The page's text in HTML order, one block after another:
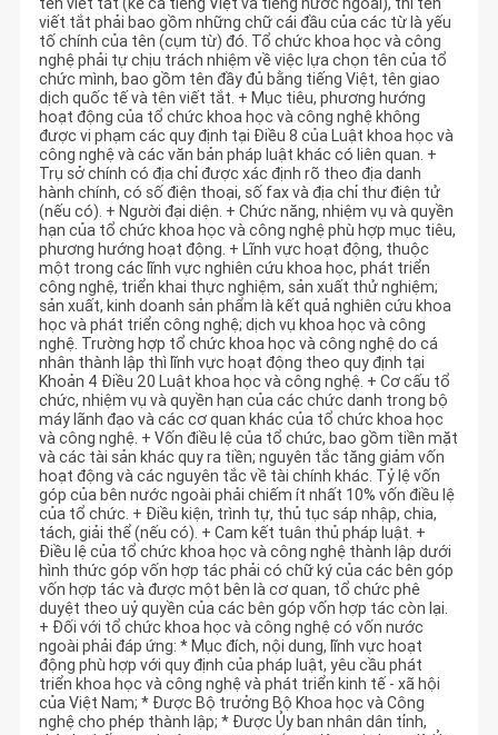
viết tắt phải bao gồm những chữ cái đầu của các từ là yếu
tố chính của tên (cụm từ) đó. Tổ chức khoa học và công
nghệ phải tự chịu trách nhiệm về việc lựa chọn tên của tổ
chức mình, bao gồm tên đầy đủ bằng tiếng Việt, tên giao
dịch quốc tế và tên viết tắt. + Mục tiêu, phương hướng
hoạt động của tổ chức khoa học và công nghệ không
được vi phạm các quy định tại Điều 8 của Luật khoa học và
công nghệ và các văn bản pháp luật khác có liên quan. +
Trụ sở chính có địa chỉ được xác định rõ theo địa danh
hành chính, có số điện thoại, số fax và địa chỉ thư điện tử
(nếu có). + Người đại diện. + Chức năng, nhiệm vụ và quyền
hạn của tổ chức khoa học và công nghệ phù hợp mục tiêu,
phương hướng hoạt động. + Lĩnh vực hoạt động, thuộc
một trong các lĩnh vực nghiên cứu khoa học, phát triển
công nghệ, triển khai thực nghiệm, sản xuất thử nghiệm;
sản xuất, kinh doanh sản phẩm là kết quả nghiên cứu khoa
học và phát triển công nghệ; dịch vụ khoa học và công
nghệ. Trường hợp tổ chức khoa học và công nghệ do cá
nhân thành lập thì lĩnh vực hoạt động theo quy định tại
Khoản 4 Điều 20 Luật khoa học và công nghệ. + Cơ cấu tổ
chức, nhiệm vụ và quyền hạn của các chức danh trong bộ
máy lãnh đạo và các cơ quan khác của tổ chức khoa học
và công nghệ. + Vốn điều lệ của tổ chức, bao gồm tiền mặt
và các tài sản khác quy ra tiền; nguyên tắc tăng giảm vốn
hoạt động và các nguyên tắc về tài chính khác. Tỷ lệ vốn
góp của bên nước ngoài phải chiếm ít nhất 10% vốn điều lệ
của tổ chức. + Điều kiện, trình tự, thủ tục sáp nhập, chia,
tách, giải thể (nếu có). + Cam kết tuân thủ pháp luật. +
Điều lệ của tổ chức khoa học và công nghệ thành lập dưới
hình thức góp vốn hợp tác phải có chữ ký của các bên góp
vốn hợp tác và được một bên là cơ quan, tổ chức phê
duyệt theo uỷ quyền của các bên góp vốn hợp tác còn lại.
+ Đối với tổ chức khoa học và công nghệ có vốn nước
ngoài phải đáp ứng: * Mục đích, nội dung, lĩnh vực hoạt
động phù hợp với quy định của pháp luật, yêu cầu phát
triển khoa học và công nghệ và phát triển kinh tế - xã hội
của Việt Nam; * Được Bộ trưởng Bộ Khoa học và Công
nghệ cho phép thành lập; * Được Ủy ban nhân dân tỉnh,